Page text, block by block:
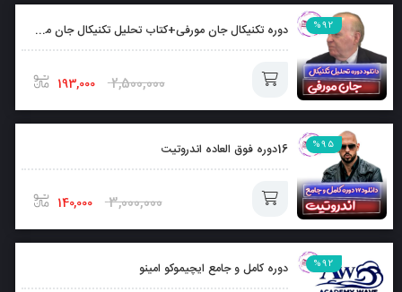
%92 دوره تکنیکال جان مورفی+کتاب تحلیل تکنیکال جان مورفی بصورت رایگان
2,500,000
193,000
افزودن
به
سبد
%95 16دوره فوق العاده اندروتیت
3,000,000
140,000
افزودن
به
%92 دوره کامل و جامع ایچیموکو امینو